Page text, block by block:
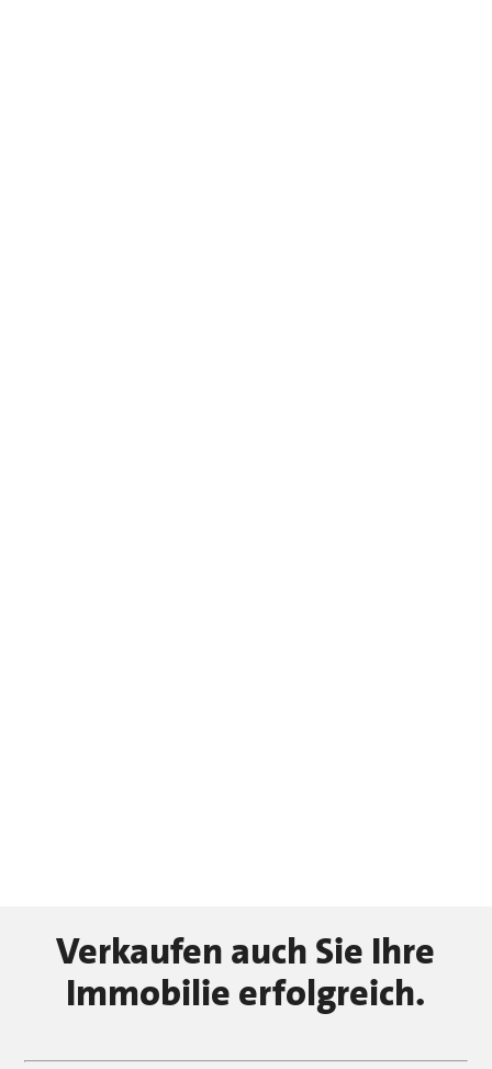
Verkaufen auch Sie Ihre
Immobilie erfolgreich.